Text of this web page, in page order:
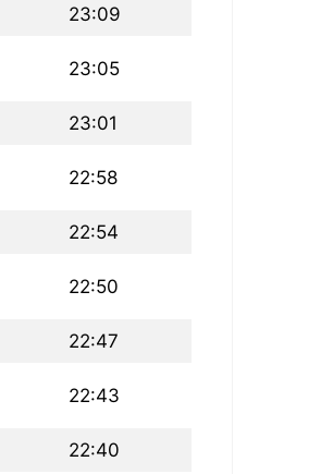
23:09
23:05
23:01
22:58
22:54
22:50
22:47
22:43
22:40